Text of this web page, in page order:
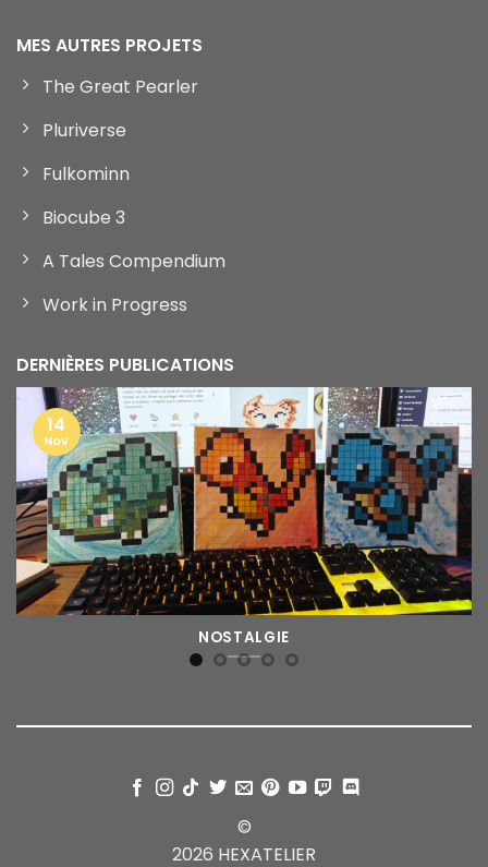
MES AUTRES PROJETS
The Great Pearler
Pluriverse
Fulkominn
Biocube 3
A Tales Compendium
Work in Progress
DERNIÈRES PUBLICATIONS
NOSTALGIE
14
Nov
©
2026 HEXATELIER